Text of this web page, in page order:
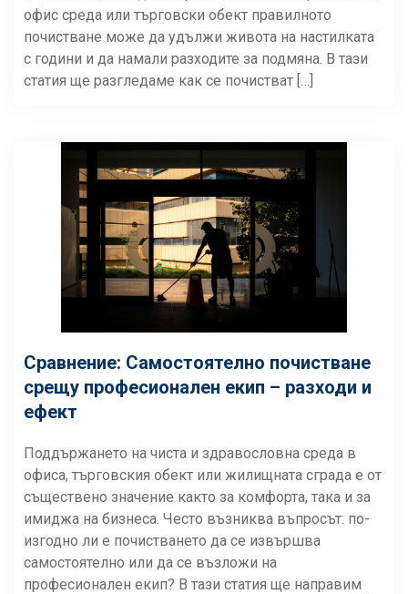
офис среда или търговски обект правилното
почистване може да удължи живота на настилката
с години и да намали разходите за подмяна. В тази
статия ще разгледаме как се почистват […]
Сравнение: Самостоятелно почистване
срещу професионален екип – разходи и
ефект
Поддържането на чиста и здравословна среда в
офиса, търговския обект или жилищната сграда е от
съществено значение както за комфорта, така и за
имиджа на бизнеса. Често възниква въпросът: по-
изгодно ли е почистването да се извършва
самостоятелно или да се възложи на
професионален екип? В тази статия ще направим